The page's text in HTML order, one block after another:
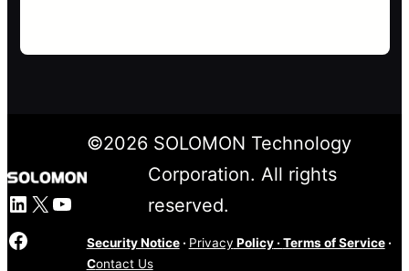
LinkedIn
X YouTube
©2026SOLOMON Technology
Corporation. All rights
reserved.
Security Notice· Privacy Policy· Terms of Service·
Contact Us